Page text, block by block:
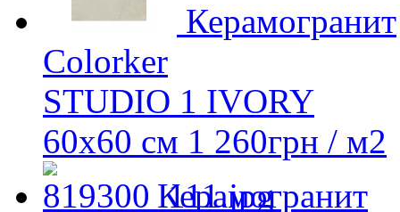
Керамогранит
Colorker
STUDIO 1 IVORY
60х60 см 1 260грн / м2
Керамогранит